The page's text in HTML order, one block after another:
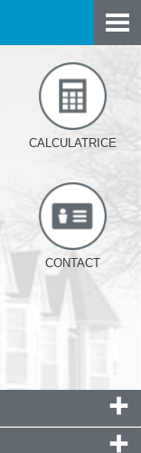
CALCULATRICE
CONTACT